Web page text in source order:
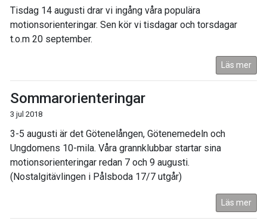
Tisdag 14 augusti drar vi ingång våra populära
motionsorienteringar. Sen kör vi tisdagar och torsdagar
t.o.m 20 september.
Läs mer
Sommarorienteringar
3 jul 2018
3-5 augusti är det Götenelången, Götenemedeln och
Ungdomens 10-mila. Våra grannklubbar startar sina
motionsorienteringar redan 7 och 9 augusti.
(Nostalgitävlingen i Pålsboda 17/7 utgår)
Läs mer